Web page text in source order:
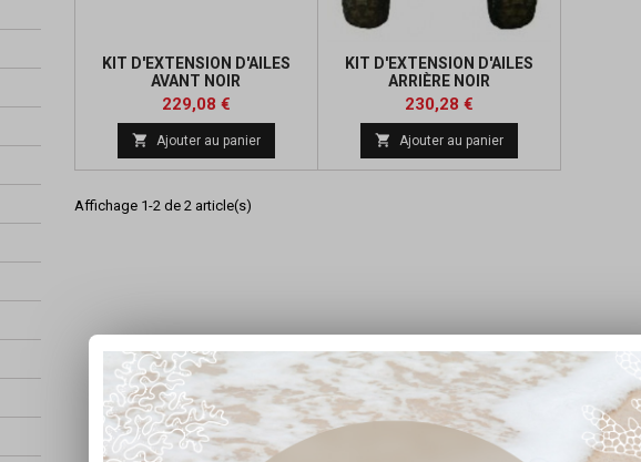
KIT D'EXTENSION D'AILES
AVANT NOIR
Prix
229,08 €
 Ajouter au panier
KIT D'EXTENSION D'AILES
ARRIÈRE NOIR
Prix
230,28 €
 Ajouter au panier
Affichage 1-2 de 2 article(s)